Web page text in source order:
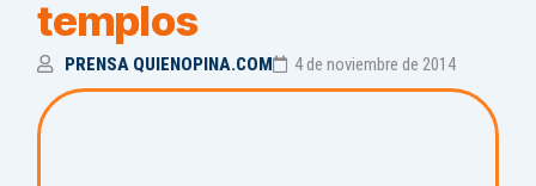
templos
PRENSA QUIENOPINA.COM 4 de noviembre de 2014